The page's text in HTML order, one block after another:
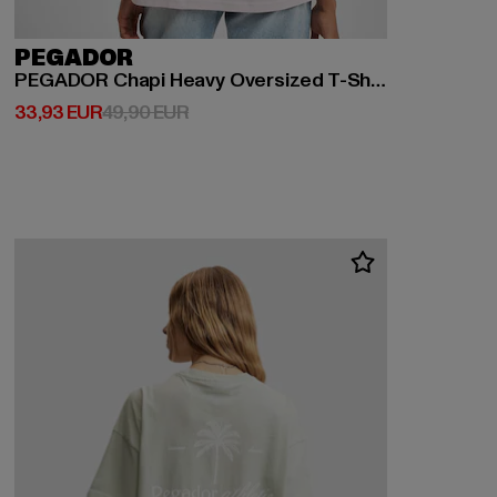
PEGADOR
PEGADOR Chapi Heavy Oversized T-Shirts
33,93 EUR
Derzeitiger Preis: 33,93 EUR
49,90 EURAktionspreis: 49,90 EUR